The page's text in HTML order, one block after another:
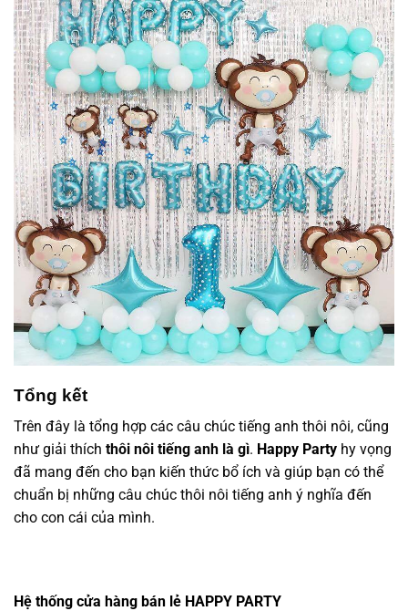
Tổng kết
Trên đây là tổng hợp các câu chúc tiếng anh thôi nôi, cũng
như giải thích thôi nôi tiếng anh là gì. Happy Party hy vọng
đã mang đến cho bạn kiến thức bổ ích và giúp bạn có thể
chuẩn bị những câu chúc thôi nôi tiếng anh ý nghĩa đến
cho con cái của mình.
Hệ thống cửa hàng bán lẻ HAPPY PARTY